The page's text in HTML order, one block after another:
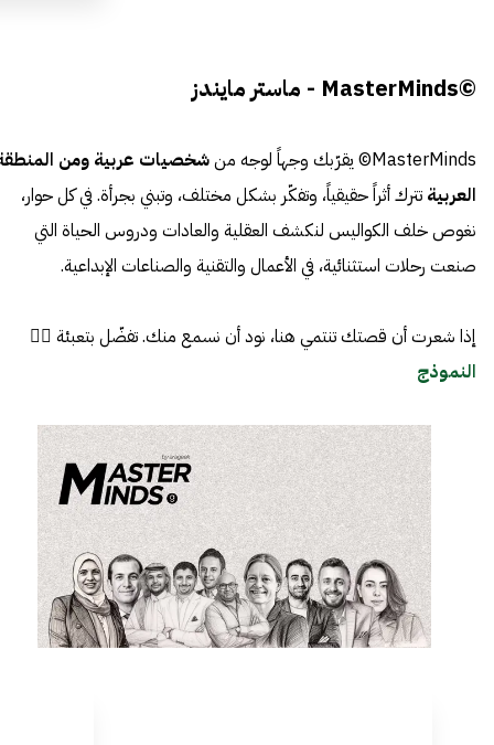
©MasterMinds - ماستر مايندز
MasterMinds© يقرّبك وجهاً لوجه من
شخصيات عربية ومن
العربية تترك أثراً حقيقياً، وتفكّر بشكل مختلف، وتبني بجرأة. في كل حوار،
نغوص خلف الكواليس لنكشف العقلية والعادات ودروس الحياة التي
صنعت رحلات استثنائية، في الأعمال والتقنية والصناعات الإبداعية.
إذا شعرت أن قصتك تنتمي هنا، نود أن نسمع منك. تفضّل بتعبئة 👈🏼
النموذج